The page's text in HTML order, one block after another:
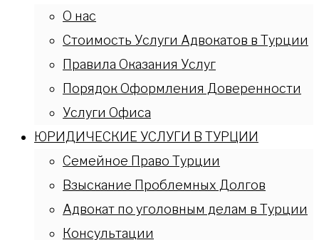
О нас
Стоимость Услуги Адвокатов в Турции
Правила Оказания Услуг
Порядок Оформления Доверенности
Услуги Офиса
ЮРИДИЧЕСКИЕ УСЛУГИ В ТУРЦИИ
Семейное Право Турции
Взыскание Проблемных Долгов
Адвокат по уголовным делам в Турции
Консультации